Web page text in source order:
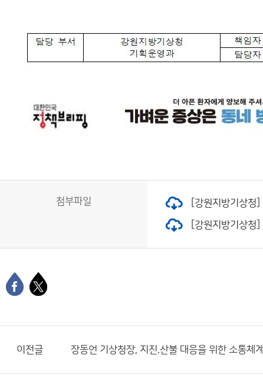
첨부파일 [강원지방기상
[강원지방기상
이전글 장동언 기상청장, 지진.산불 대응을 위한 소통체